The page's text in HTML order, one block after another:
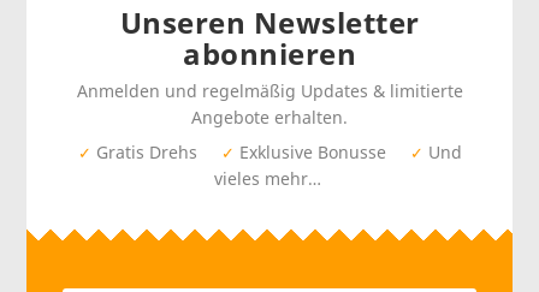
Unseren Newsletter
abonnieren
Anmelden und regelmäßig Updates & limitierte
Angebote erhalten.
✓ Gratis Drehs ✓ Exklusive Bonusse ✓ Und
vieles mehr…